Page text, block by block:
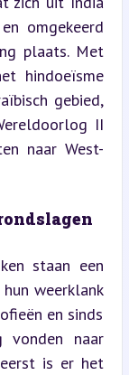
omgekeerd
plaats. Met
hindoeïsme
gebied,
II
naar West-
staan een
weerklank
en sinds
naar
is er het